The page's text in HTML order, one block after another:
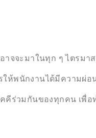
จจะมาในทุก ๆ ไตรม
ห้พนักงานได้มีความผ่
ร่วมกันของทุกคน เพื่